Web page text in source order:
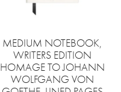
MEDIUM NOTEBOOK,
WRITERS EDITION
HOMAGE TO JOHANN
WOLFGANG VON